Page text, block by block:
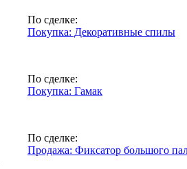
По сделке:
Покупка: Декоративные спилы
По сделке:
Покупка: Гамак
По сделке:
Продажа: Фиксатор большого